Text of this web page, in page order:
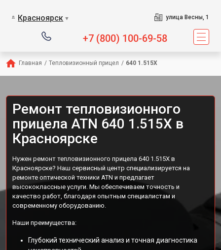
Красноярск ▼ улица Весны, 1
+7 (800) 100-69-58
Главная / Тепловизионный прицел / 640 1.515X
Ремонт тепловизионного
прицела ATN 640 1.515X в
Красноярске
Нужен ремонт тепловизионного прицела 640 1.515X в
Красноярске? Наш сервисный центр специализируется на
ремонте оптической техники ATN и предлагает
высококлассные услуги. Мы обеспечиваем точность и
качество работ, благодаря опытным специалистам и
современному оборудованию.
Наши преимущества:
Глубокий технический анализ и точная диагностика